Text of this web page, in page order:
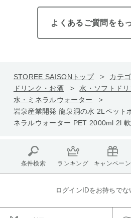
よくあるご質問をも
STOREE SAISONトップ
カテ
ドリンク・お酒
水・ソフトドリ
水・ミネラルウォーター
岩泉産業開発 龍泉洞の水 2Lペット
ネラルウォーター PET 2000ml 2l
条件検索 ランキング キャンペーン
ログインIDをお持ちでな